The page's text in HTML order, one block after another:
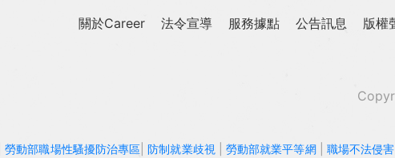
關於Career 法令宣導 服務據點 公告訊息 版權
|勞動部職場性騷擾防治專區 |防制就業歧視 勞動部就業平等網| 職場不法侵害